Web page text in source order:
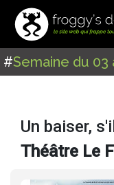
#Semaine du
Un baiser,
Théâtre Le